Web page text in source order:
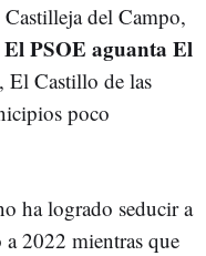
del Campo,
El PSOE aguanta El
, El Castillo de las
poco
ha logrado seducir a
a 2022 mientras que